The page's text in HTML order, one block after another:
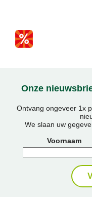
Onze
Ontvang ongeveer 1x
We slaan uw
Voornaam